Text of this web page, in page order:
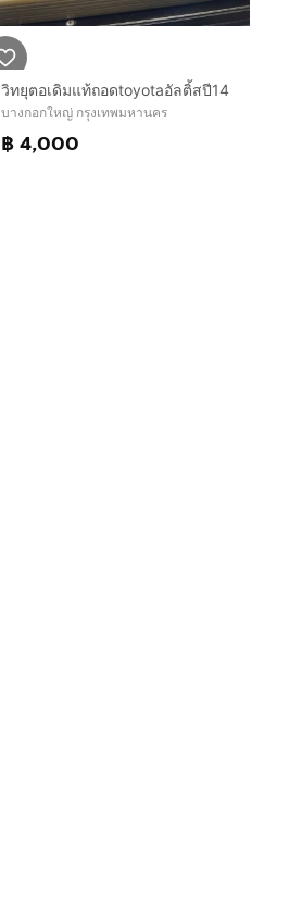
วิทยุตอเดิมแท้ถอดtoyotaอัลติ้สปี14
บางกอกใหญ่ กรุงเทพมหานคร
฿ 4,000